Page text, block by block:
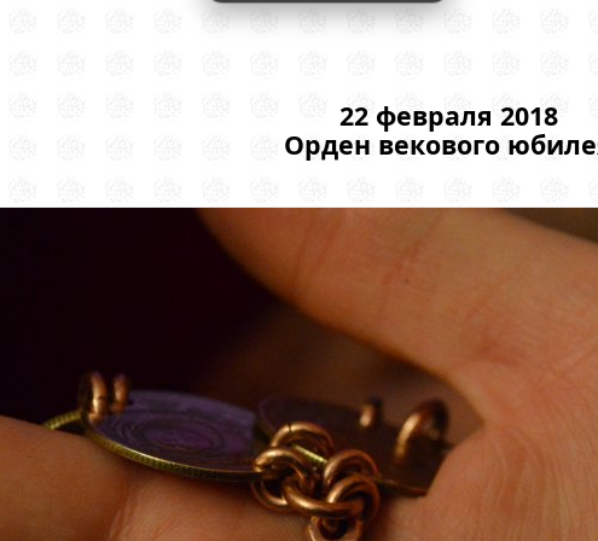
22 февраля 2018
Орден векового